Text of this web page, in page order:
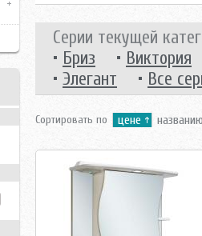
Серии текущей
• Бриз • Виктория
• Элегант • Все
Сортировать по цене